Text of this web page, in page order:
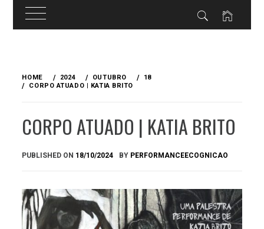
content
HOME 2024 OUTUBRO
18
CORPO ATUADO | KATIA BRITO
CORPO ATUADO | KATIA BRITO
PUBLISHED ON 18/10/2024 BY PERFORMANCEECOGNICAO